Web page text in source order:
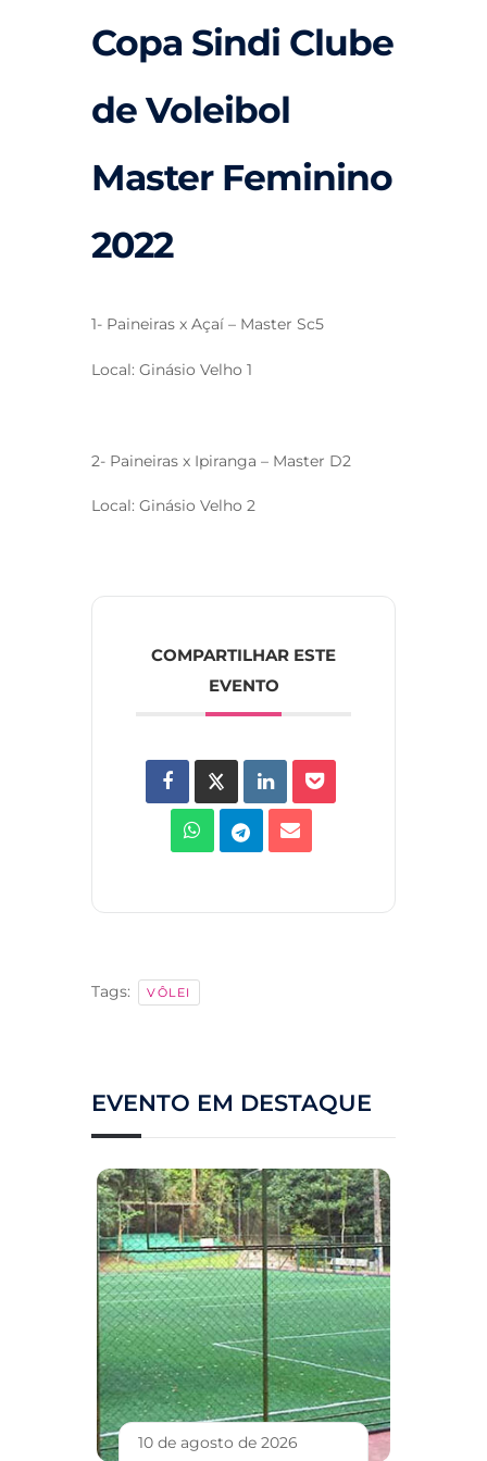
Copa Sindi Clube
de Voleibol
Master Feminino
2022
1- Paineiras x Açaí – Master Sc5
Local: Ginásio Velho 1
2- Paineiras x Ipiranga – Master D2
Local: Ginásio Velho 2
COMPARTILHAR ESTE
EVENTO
Tags: VÔLEI
EVENTO EM DESTAQUE
10 de agosto de 2026